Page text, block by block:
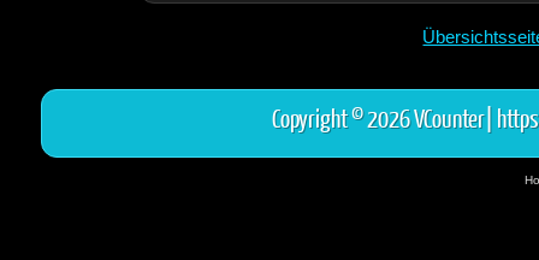
Copyright © 2026 VCounter|